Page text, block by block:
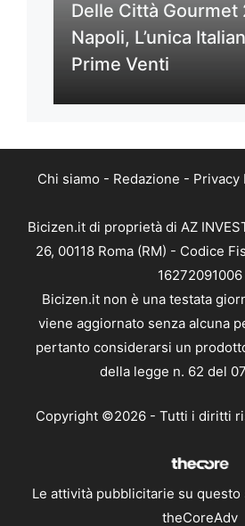
Delle Città Gourmet
Napoli, L’unica
Prime Venti
Chi siamo - Redazione - Privacy
Bicizen.it di proprietà di AZ
26, 00118 Roma (RM) - Codice
16272091006
Bicizen.it non è una testata
viene aggiornato senza alcuna
pertanto considerarsi un
della legge n. 62 del
Copyright ©2026 - Tutti i diritti
Le attività pubblicitarie su
theCoreAdv